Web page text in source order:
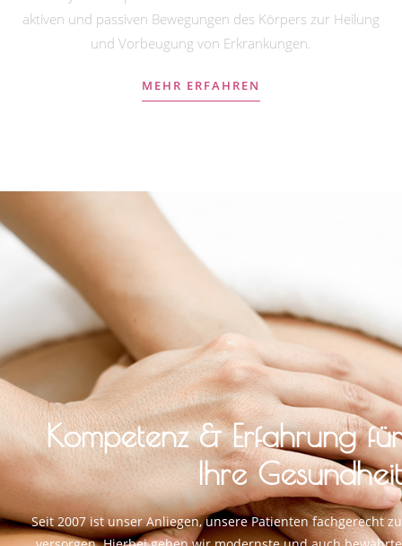
aktiven und passiven Bewegungen des Körpers zur Heilung
und Vorbeugung von Erkrankungen.
MEHR ERFAHREN
Kompetenz & Erfahrung für
Ihre Gesundheit
Seit 2007 ist unser Anliegen, unsere Patienten fachgerecht zu